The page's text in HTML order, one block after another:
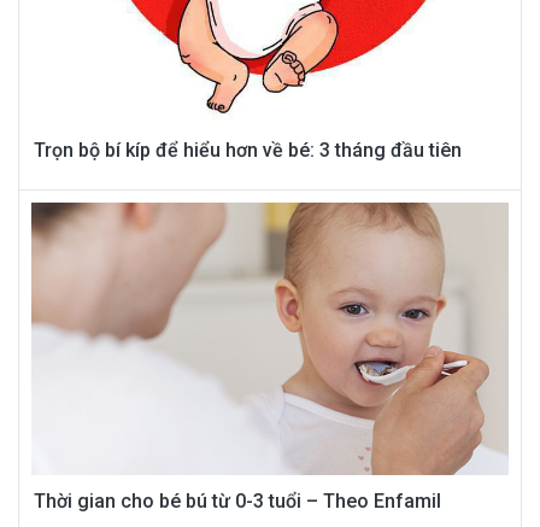
Trọn bộ bí kíp để hiểu hơn về bé: 3 tháng đầu tiên
Thời gian cho bé bú từ 0-3 tuổi – Theo Enfamil